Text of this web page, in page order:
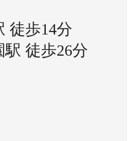
徒歩14分
駅 徒歩26分